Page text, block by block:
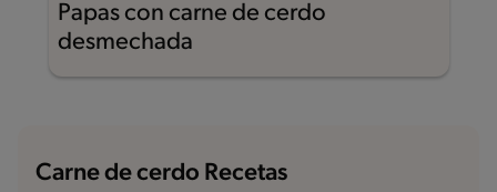
Papas con carne de cerdo
desmechada
Carne de cerdo Recetas